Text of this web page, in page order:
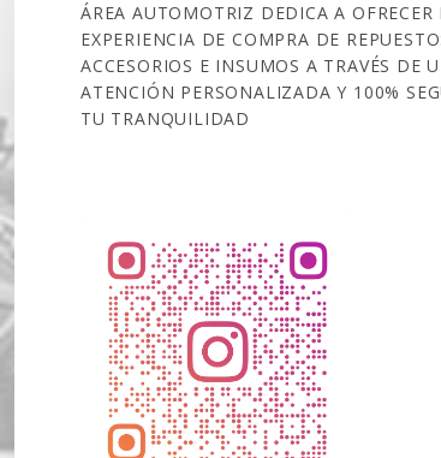
ÁREA AUTOMOTRIZ DEDICA A OFRECER
EXPERIENCIA DE COMPRA DE
ACCESORIOS E INSUMOS A TRAVÉS DE
ATENCIÓN PERSONALIZADA Y 100%
TU TRANQUILIDAD